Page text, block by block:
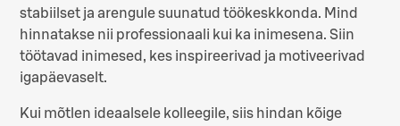
stabiilset ja arengule suunatud töökeskkonda. Mind
hinnatakse nii professionaali kui ka inimesena. Siin
töötavad inimesed, kes inspireerivad ja motiveerivad
igapäevaselt.
Kui mõtlen ideaalsele kolleegile, siis hindan kõige